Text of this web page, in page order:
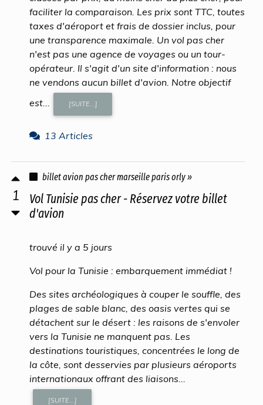
faciliter la comparaison. Les prix sont TTC, toutes
taxes d'aéroport et frais de dossier inclus, pour
une transparence maximale. Un vol pas cher
n'est pas une agence de voyages ou un tour-
opérateur. Il s'agit d'un site d'information : nous
ne vendons aucun billet d'avion. Notre objectif
est...
[SUITE...]
13 Articles
1
billet avion pas cher marseille paris orly »
Vol Tunisie pas cher - Réservez votre billet
d'avion
trouvé il y a 5 jours
Vol pour la Tunisie : embarquement immédiat !
Des sites archéologiques à couper le souffle, des
plages de sable blanc, des oasis vertes qui se
détachent sur le désert : les raisons de s'envoler
vers la Tunisie ne manquent pas. Les
destinations touristiques, concentrées le long de
la côte, sont desservies par plusieurs aéroports
internationaux offrant des liaisons...
[SUITE...]